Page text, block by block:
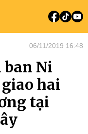
06/11/2019 16:48
ban Ni
hai
tại